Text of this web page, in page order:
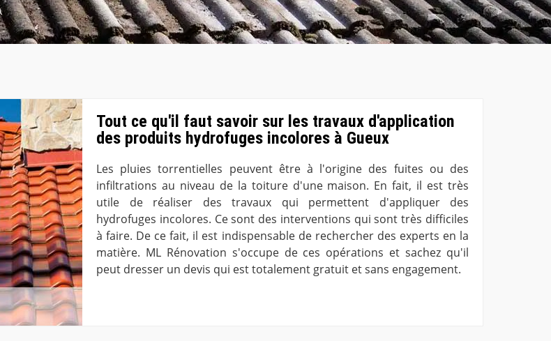
Tout ce qu'il faut savoir sur les travaux d'application
des produits hydrofuges incolores à Gueux
Les pluies torrentielles peuvent être à l'origine des fuites ou des
infiltrations au niveau de la toiture d'une maison. En fait, il est très
utile de réaliser des travaux qui permettent d'appliquer des
hydrofuges incolores. Ce sont des interventions qui sont très difficiles
à faire. De ce fait, il est indispensable de rechercher des experts en la
matière. ML Rénovation s'occupe de ces opérations et sachez qu'il
peut dresser un devis qui est totalement gratuit et sans engagement.